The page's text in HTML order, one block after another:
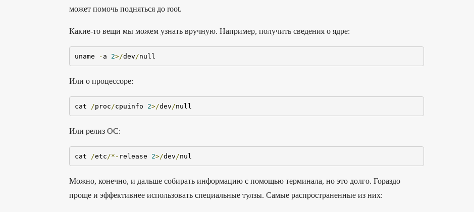
может помочь подняться до root.
Какие-то вещи мы можем узнать вручную. Например, получить сведения о ядре:
uname - a 2>/dev /null
Или о процессоре:
cat /proc /cpuinfo 2>/dev /null
Или релиз ОС:
cat /etc /*- release 2>/dev /nul
Можно, конечно, и дальше собирать информацию с помощью терминала, но это долго. Гораздо
проще и эффективнее использовать специальные тулзы. Самые распространенные из них: